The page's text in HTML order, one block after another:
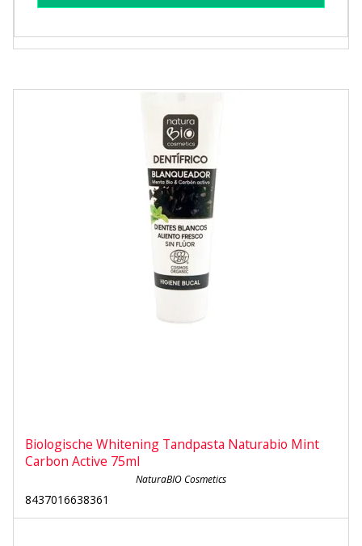
Biologische Whitening Tandpasta Naturabio Mint
Carbon Active 75ml
NaturaBIO Cosmetics
8437016638361